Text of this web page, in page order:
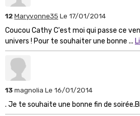
12Maryvonne35 Le 17/01/2014
Coucou Cathy C'est moi qui passe ce
univers ! Pour te souhaiter une bonne ...
13magnolia Le 16/01/2014
. Je te souhaite une bonne fin de